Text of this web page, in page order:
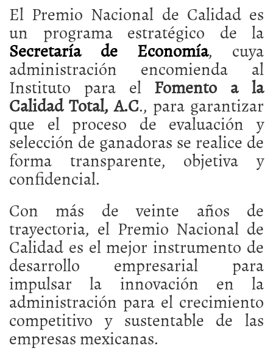
El Premio Nacional de Calidad es
un programa estratégico de la
Secretaría de Economía, cuya
administración encomienda al
Instituto para el Fomento a la
Calidad Total, A.C., para garantizar
que el proceso de evaluación y
selección de ganadoras se realice de
forma transparente, objetiva y
confidencial.
Con más de veinte años de
trayectoria, el Premio Nacional de
Calidad es el mejor instrumento de
desarrollo empresarial para
impulsar la innovación en la
administración para el crecimiento
competitivo y sustentable de las
empresas mexicanas.